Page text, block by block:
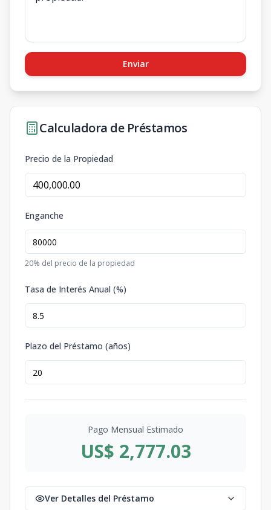
Enviar
Calculadora de Préstamos
Precio de la Propiedad
Enganche
20% del precio de la propiedad
Tasa de Interés Anual (%)
Plazo del Préstamo (años)
Pago Mensual Estimado
US$ 2,777.03
Ver Detalles del Préstamo